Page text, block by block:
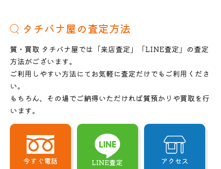
タチバナ屋の査定方法
質・買取 タチバナ屋では「来店査定」「LINE査定」の査定
方法がございます。
ご利用しやすい方法にてお気軽に査定だけでもご利用くださ
い。
もちろん、その場でご納得いただければ質預かりや買取を行
います。
今すぐ電話 LINE査定 アクセス